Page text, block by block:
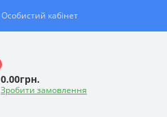
Особистий кабінет
0.00грн.
Зробити замовлення